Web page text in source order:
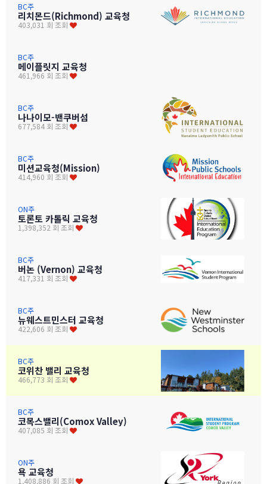
BC주
리치몬드(Richmond) 교육청
403,031 회 조회
BC주
메이플릿지 교육청
461,966 회 조회
BC주
나나이모-밴쿠버섬
677,584 회 조회
BC주
미션교육청(Mission)
414,960 회 조회
ON주
토론토 카톨릭 교육청
1,398,352 회 조회
BC주
버논 (Vernon) 교육청
417,331 회 조회
BC주
뉴웨스트민스터 교육청
422,606 회 조회
BC주
코위찬 밸리 교육청
466,773 회 조회
BC주
코목스밸리(Comox Valley)
407,085 회 조회
ON주
욕 교육청
1,408,886 회 조회